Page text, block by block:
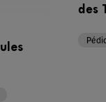
des